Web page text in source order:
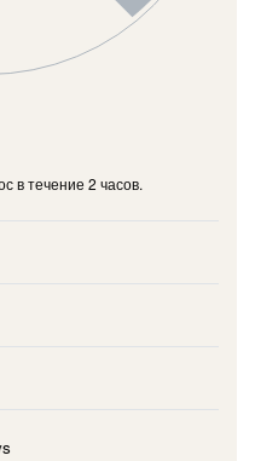
в течение 2 часов.